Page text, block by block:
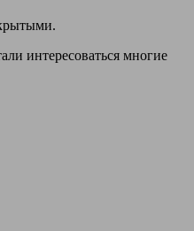
интересоваться многие